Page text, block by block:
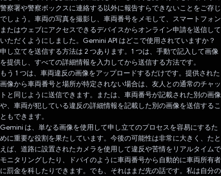
警察署や警察ボックスに連絡する以外に報告すらできないことをご存じ
でしょう。車両の写真を撮影し、車両番号をメモして、スマートフォン
またはウェブにアクセスできるデバイスからオンライン申請を送信して
いただくようにしました。Gemini API はどこで使用されていますか？
申し立てを送信する方法は 2 つあります。1 つは、手動で記入して画像
を提供し、すべての詳細情報を入力してから送信する方法です。
もう 1 つは、車両違反の画像をアップロードするだけです。提供された
画像から車両番号と場所が特定されない場合は、友人との通常のチャッ
トと同じように送信できます。または、車両番号が記載された別の画像
や、車両が犯している違反の詳細情報を記載した別の画像を送信するこ
ともできます。
Gemini は、単なる画像を使用して申し立てのプロセスを容易にするた
めに重要な役割を果たしています。今後の可能性は非常に大きく、たと
えば、道路に設置されたカメラを使用して違反や苦情をリアルタイムで
モニタリングしたり、ドバイのように車両番号から自動的に車両所有者
に罰金を科したりできます。でも、それはまだ先の話です。私は自分の